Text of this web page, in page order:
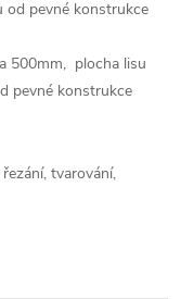
od pevné konstrukce
500mm, plocha lisu
pevné konstrukce
tvarování,